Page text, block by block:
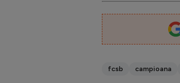
fcsb campioana